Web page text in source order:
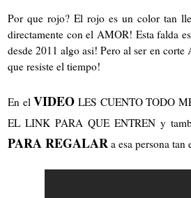
Por que rojo? El rojo es un color tan
directamente con el AMOR! Esta falda
desde 2011 algo asi! Pero al ser en corte
que resiste el tiempo!
En elVIDEO LES CUENTO TODO
EL LINK PARA QUE ENTREN y
PARA REGALAR a esa persona tan